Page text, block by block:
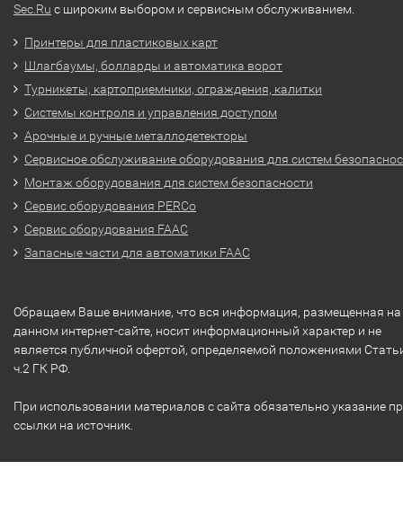
Sec.Ru с широким выбором и сервисным обслуживанием.
Принтеры для пластиковых карт
Шлагбаумы, болларды и автоматика ворот
Турникеты, картоприемники, ограждения, калитки
Системы контроля и управления доступом
Арочные и ручные металлодетекторы
Сервисное обслуживание оборудования для систем
Монтаж оборудования для систем безопасности
Сервис оборудования PERCo
Сервис оборудования FAAC
Запасные части для автоматики FAAC
Обращаем Ваше внимание, что вся информация, размещенная на
данном интернет-сайте, носит информационный характер и не
является публичной офертой, определяемой положениями
ч.2 ГК РФ.
При использовании материалов с сайта обязательно указание
ссылки на источник.